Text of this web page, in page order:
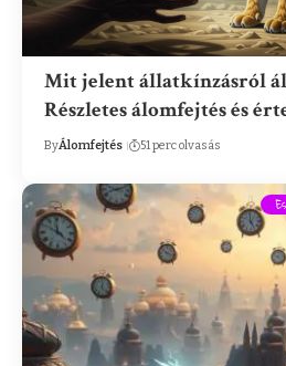
Mit jelent állatkínzásról
Részletes álomfejtés és
ByÁlomfejtés 51 perc olvasás